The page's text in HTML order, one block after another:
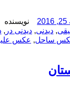
نویسنده
, دیدنی, دیدنی در ,
ساحل, عکس